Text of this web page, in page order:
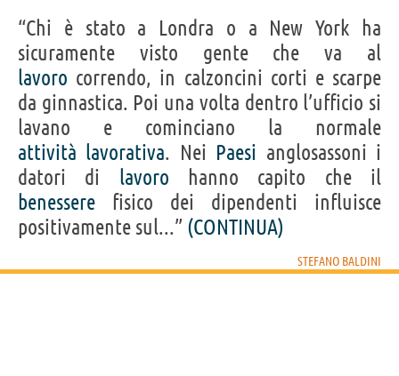
Quelli che
corrono
Maratona per
tutti
Acquista libri di Stefano Baldini su
Frasi, citazioni e aforismi di Stefano Baldini
“Chi è stato a Londra o a New York ha
sicuramente visto gente che va al
lavoro correndo, in calzoncini corti e scarpe
da ginnastica. Poi una volta dentro l’ufficio si
lavano e cominciano la normale
attività lavorativa. Nei Paesi anglosassoni i
datori di lavoro hanno capito che il
benessere fisico dei dipendenti influisce
positivamente sul...” (CONTINUA)
STEFANO BALDINI